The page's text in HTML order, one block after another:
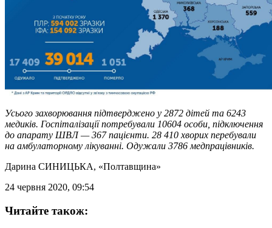
Усього захворювання підтверджено у 2872 дітей та 6243
медиків. Госпіталізації потребували 10604 особи, підключення
до апарату ШВЛ — 367 пацієнти. 28 410 хворих перебували
на амбулаторному лікуванні. Одужали 3786 медпрацівників.
Дарина СИНИЦЬКА, «Полтавщина»
24 червня 2020, 09:54
Читайте також: